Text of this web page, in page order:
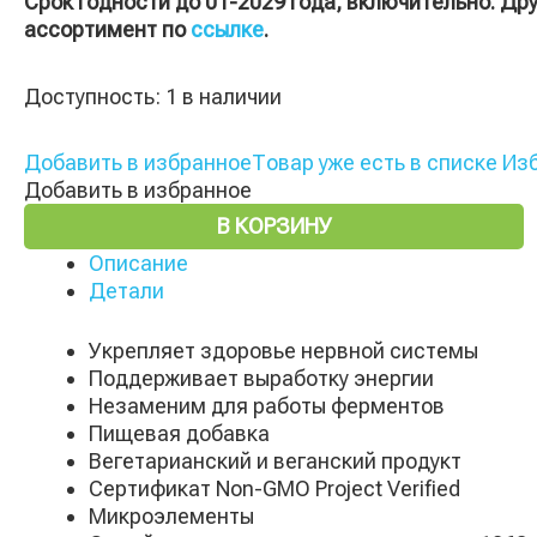
ассортимент поссылке.
Доступность: 1 в наличии
Добавить в избранноеТовар уже есть в списке
Добавить в избранное
В КОРЗИНУ
Описание
Детали
Укрепляет здоровье нервной системы
Поддерживает выработку энергии
Незаменим для работы ферментов
Пищевая добавка
Вегетарианский и веганский продукт
Сертификат Non-GMO Project Verified
Микроэлементы